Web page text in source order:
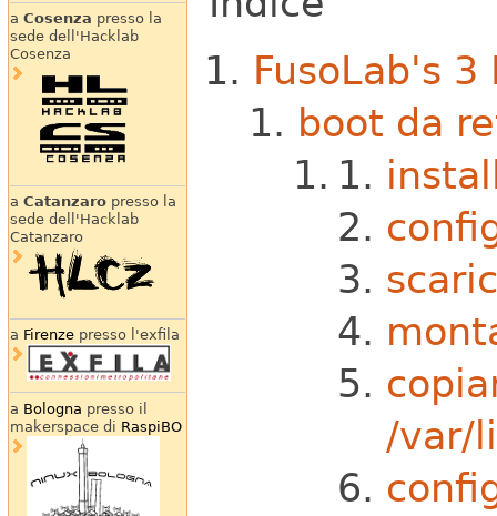
a Cosenza presso la
sede dell'Hacklab
Cosenza
a Catanzaropresso la
sede dell'Hacklab
Catanzaro
a Firenzepresso l'exfila
a Bologna presso il
makerspace di RaspiBO
FusoLab's 3
boot da
/var/